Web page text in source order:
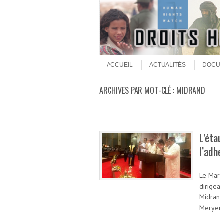
Menu
ACCUEIL
ACTUALITÉS
ARCHIVES PAR MOT-CLÉ : MIDRAND
Le